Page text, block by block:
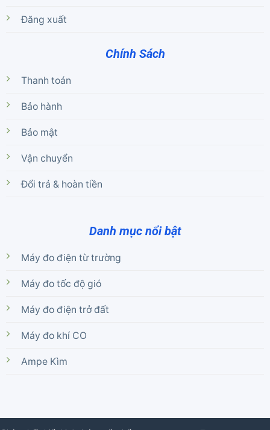
Đăng xuất
Chính Sách
Thanh toán
Bảo hành
Bảo mật
Vận chuyển
Đổi trả & hoàn tiền
Danh mục nổi bật
Máy đo điện từ trường
Máy đo tốc độ gió
Máy đo điện trở đất
Máy đo khí CO
Ampe Kìm